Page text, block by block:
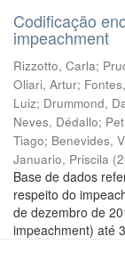
Codificação
impeachment
Rizzotto, Carla;
Oliari, Artur;
Luiz; Drummond,
Neves, Dédallo;
Tiago; Benevides,
Januario, Priscila (
Base de dados
respeito do
de dezembro de
impeachment) até